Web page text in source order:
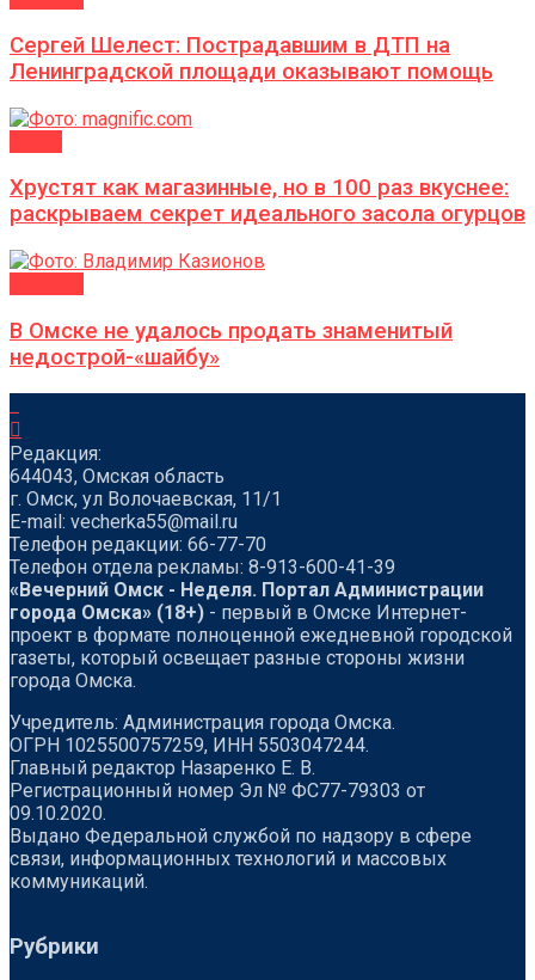
Сергей Шелест: Пострадавшим в ДТП на
Ленинградской площади оказывают помощь
Хрустят как магазинные, но в 100 раз вкуснее:
раскрываем секрет идеального засола огурцов
В Омске не удалось продать знаменитый
недострой-«шайбу»
Редакция:
644043, Омская область
г. Омск, ул Волочаевская, 11/1
Е-mail: vecherka55@mail.ru
Телефон редакции: 66-77-70
Телефон отдела рекламы: 8-913-600-41-39
«Вечерний Омск - Неделя. Портал Администрации
города Омска» (18+) - первый в Омске Интернет-
проект в формате полноценной ежедневной городской
газеты, который освещает разные стороны жизни
города Омска.
Учредитель: Администрация города Омска.
ОГРН 1025500757259, ИНН 5503047244.
Главный редактор Назаренко Е. В.
Регистрационный номер Эл № ФС77-79303 от
09.10.2020.
Выдано Федеральной службой по надзору в сфере
связи, информационных технологий и массовых
коммуникаций.
Рубрики